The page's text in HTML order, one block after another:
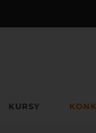
KURSY